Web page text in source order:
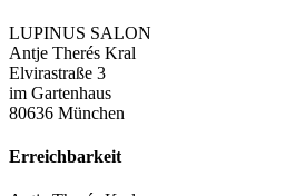
LUPINUS SALON
Antje Therés Kral
Elvirastraße 3
im Gartenhaus
80636 München
Erreichbarkeit